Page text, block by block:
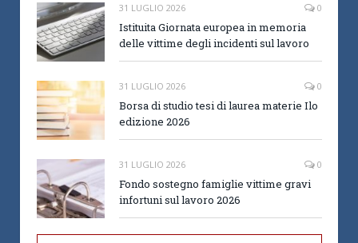
31 LUGLIO 2026 0
Istituita Giornata europea in memoria
delle vittime degli incidenti sul lavoro
31 LUGLIO 2026 0
Borsa di studio tesi di laurea materie Ilo
edizione 2026
31 LUGLIO 2026 0
Fondo sostegno famiglie vittime gravi
infortuni sul lavoro 2026